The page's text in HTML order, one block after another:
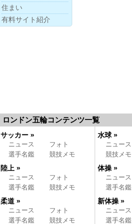
住まい
有料サイト紹介
ロンドン五輪コンテンツ一覧
サッカー »
ニュース
フォト
選手名鑑
競技メモ
陸上 »
ニュース
フォト
選手名鑑
競技メモ
柔道 »
ニュース
フォト
選手名鑑
競技メモ
水球 »
ニュース
競技メモ
体操 »
ニュース
選手名鑑
新体操 »
ニュース
選手名鑑